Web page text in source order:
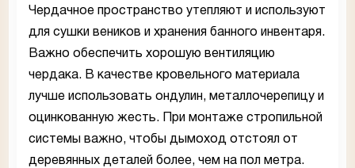
Чердачное пространство утепляют и используют
для сушки веников и хранения банного инвентаря.
Важно обеспечить хорошую вентиляцию
чердака. В качестве кровельного материала
лучше использовать ондулин, металлочерепицу и
оцинкованную жесть. При монтаже стропильной
системы важно, чтобы дымоход отстоял от
деревянных деталей более, чем на пол метра.